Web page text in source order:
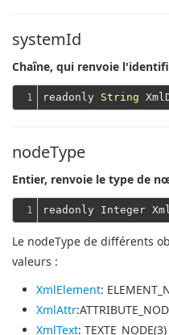
systemId
Chaîne, qui renvoie
1 readonly String
nodeType
Entier, renvoie le type de
1
Le nodeType de différents
valeurs :
XmlElement:
XmlAttr
XmlText: TEXTE_NODE(3)